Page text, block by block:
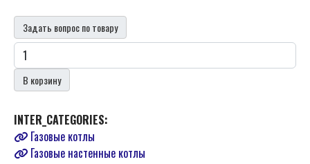
Задать вопрос по товару
В корзину
INTER_CATEGORIES:
Газовые котлы
Газовые настенные котлы